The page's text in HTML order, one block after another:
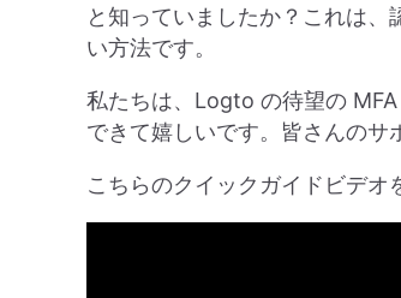
と知っていましたか？これは
い方法です。
私たちは、Logto の待望の MFA
できて嬉しいです。皆さんのサ
こちらのクイックガイドビデオ